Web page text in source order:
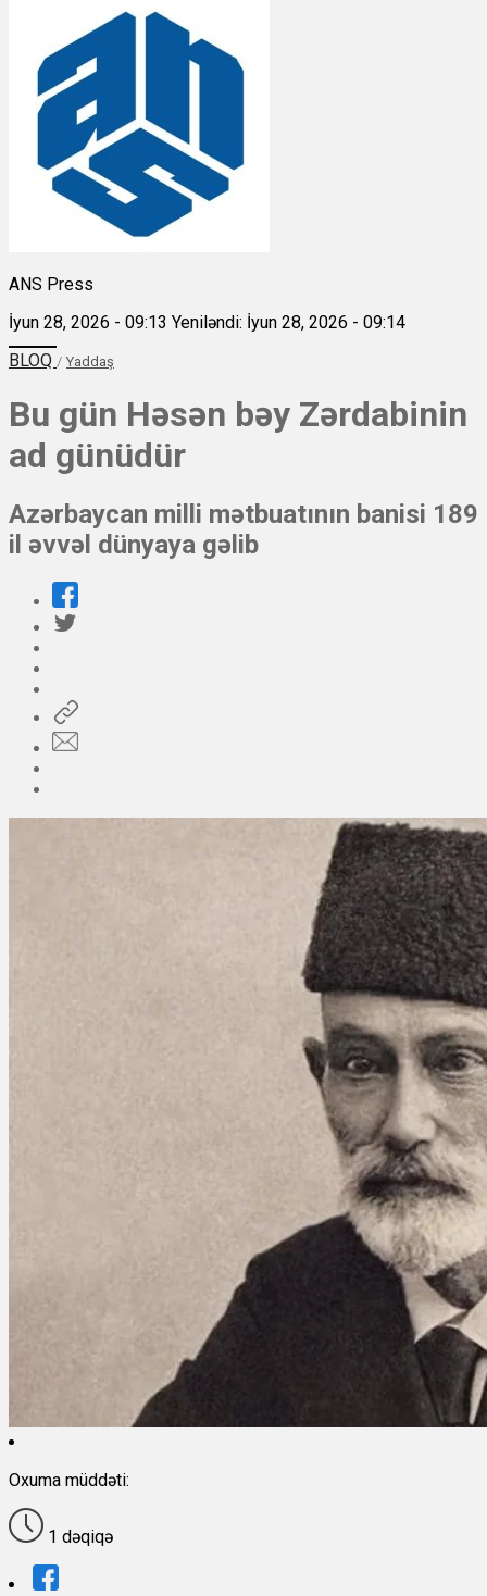
ANS Press
İyun 28, 2026 - 09:13 Yeniləndi: İyun 28, 2026 - 09:14
BLOQ / Yaddaş
Bu gün Həsən bəy Zərdabinin
ad günüdür
Azərbaycan milli mətbuatının banisi 189
il əvvəl dünyaya gəlib
Oxuma müddəti:
1 dəqiqə